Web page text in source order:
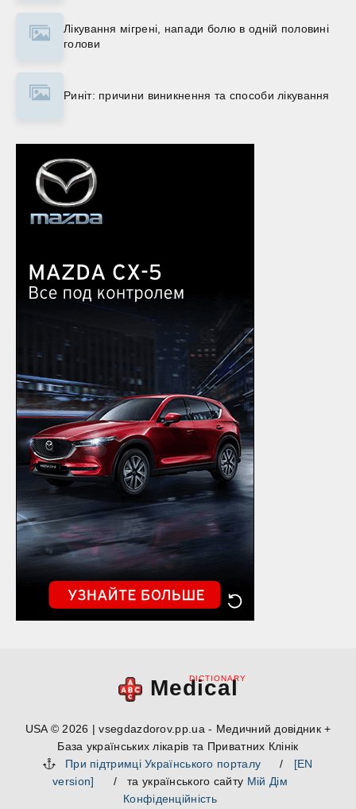
Лікування мігрені, напади болю в одній половині
голови
Риніт: причини виникнення та способи лікування
Medical
DICTIONARY
USA © 2026 | vsegdazdorov.pp.ua - Медичний довідник +
База українських лікарів та Приватних Клінік
При підтримці Українського порталу
/ [EN
version]
/ та українського сайту Мій Дім
Конфіденційність